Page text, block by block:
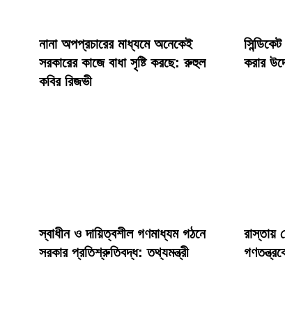
নানা অপপ্রচারের মাধ্যমে অনেকেই
সরকারের কাজে বাধা সৃষ্টি করছে: রুহুল
কবির রিজভী
করার
স্বাধীন ও দায়িত্বশীল গণমাধ্যম গঠনে
সরকার প্রতিশ্রুতিবদ্ধ: তথ্যমন্ত্রী
রাস্তায়